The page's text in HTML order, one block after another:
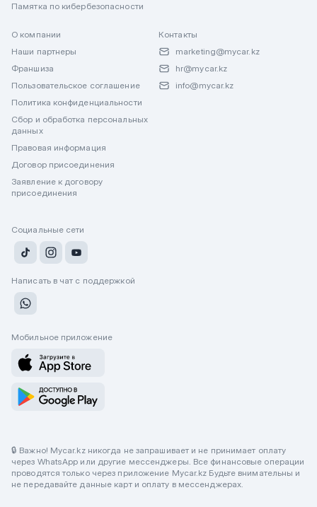
Памятка по кибербезопасности
О компании
Наши партнеры
Франшиза
Пользовательское соглашение
Политика конфиденциальности
Сбор и обработка персональных
данных
Правовая информация
Договор присоединения
Заявление к договору
присоединения
Контакты
marketing@mycar.kz
hr@mycar.kz
info@mycar.kz
Социальные сети
Написать в чат с поддержкой
Мобильное приложение
🔒 Важно! Mycar.kz никогда не запрашивает и не принимает оплату
через WhatsApp или другие мессенджеры. Все финансовые операции
проводятся только через приложение Mycar.kz Будьте внимательны и
не передавайте данные карт и оплату в мессенджерах.